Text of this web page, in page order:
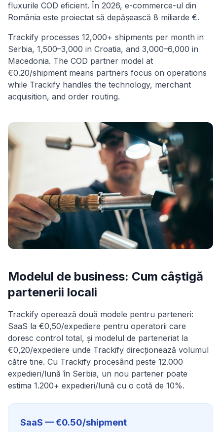
fluxurile COD eficient. În 2026, e-commerce-ul din
România este proiectat să depășească 8 miliarde €.
Trackify processes 12,000+ shipments per month in
Serbia, 1,500–3,000 in Croatia, and 3,000–6,000 in
Macedonia. The COD partner model at
€0.20/shipment means partners focus on operations
while Trackify handles the technology, merchant
acquisition, and order routing.
Modelul de business: Cum câștigă
partenerii locali
Trackify operează două modele pentru parteneri:
SaaS la €0,50/expediere pentru operatorii care
doresc control total, și modelul de parteneriat la
€0,20/expediere unde Trackify direcționează volumul
către tine. Cu Trackify procesând peste 12.000
expedieri/lună în Serbia, un nou partener poate
estima 1.200+ expedieri/lună cu o cotă de 10%.
SaaS — €0.50/shipment